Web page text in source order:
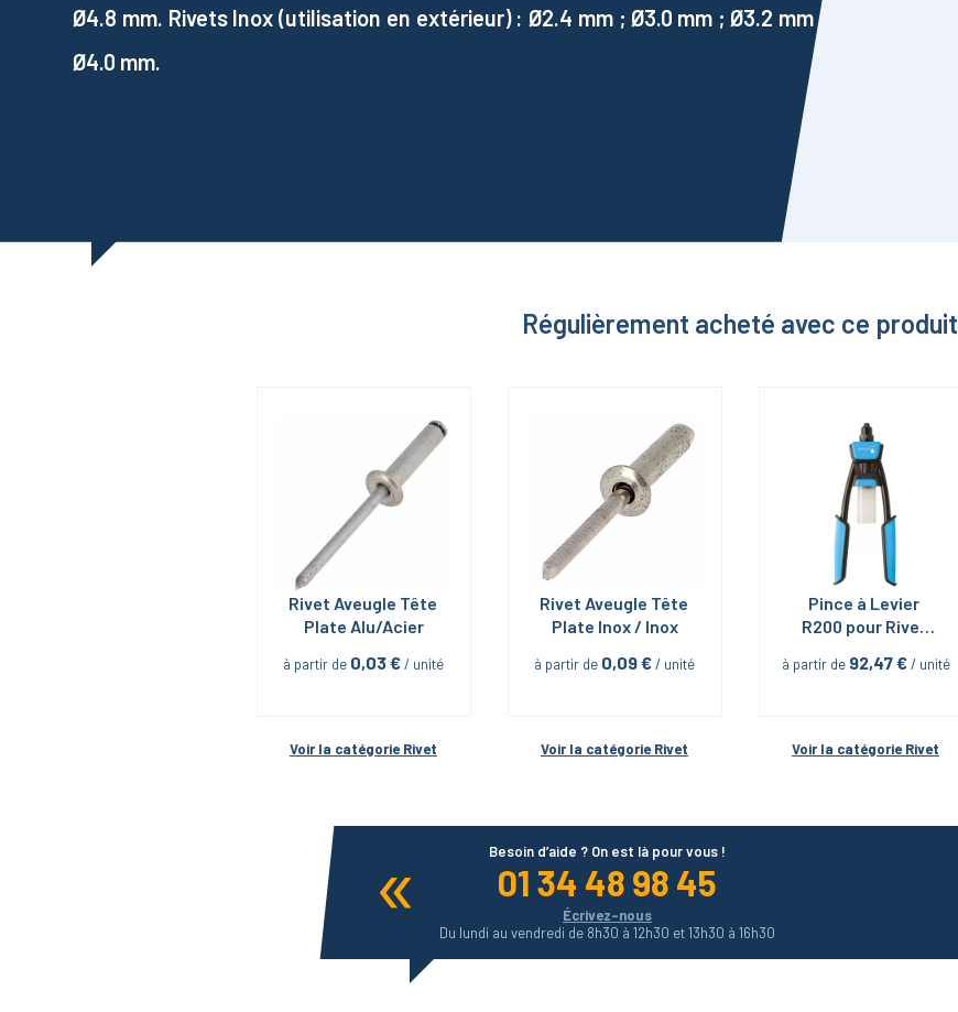
Ø4.8 mm. Rivets Inox (utilisation en extérieur) : Ø2.4 mm ; Ø3.0 mm ; Ø3.2 mm ;
Ø4.0 mm.
Régulièrement acheté avec ce produit
Rivet Aveugle Tête
Plate Alu/Acier
à partir de 0,03 € / unité
Voir la catégorie Rivet
Rivet Aveugle Tête
Plate Inox / Inox
à partir de 0,09 € / unité
Voir la catégorie Rivet
Pince à Levier
R200 pour Rivet
à partir de 92,47 € / unité
Voir la catégorie Rivet
Besoin d’aide ? On est là pour vous !
01 34 48 98 45
Écrivez-nous
Du lundi au vendredi de 8h30 à 12h30 et 13h30 à 16h30